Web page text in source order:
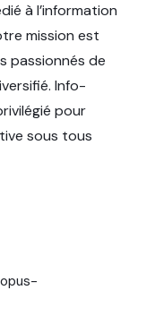
à l’information
mission est
passionnés de
Info-
pour
sous tous